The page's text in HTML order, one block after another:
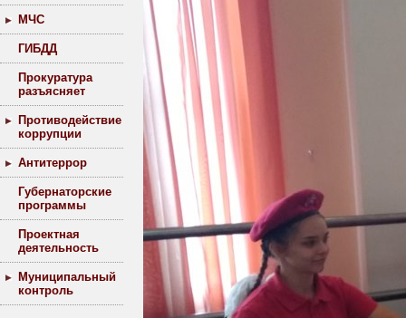
МЧС
ГИБДД
Прокуратура
разъясняет
Противодействие
коррупции
Антитеррор
Губернаторские
программы
Проектная
деятельность
Муниципальный
контроль